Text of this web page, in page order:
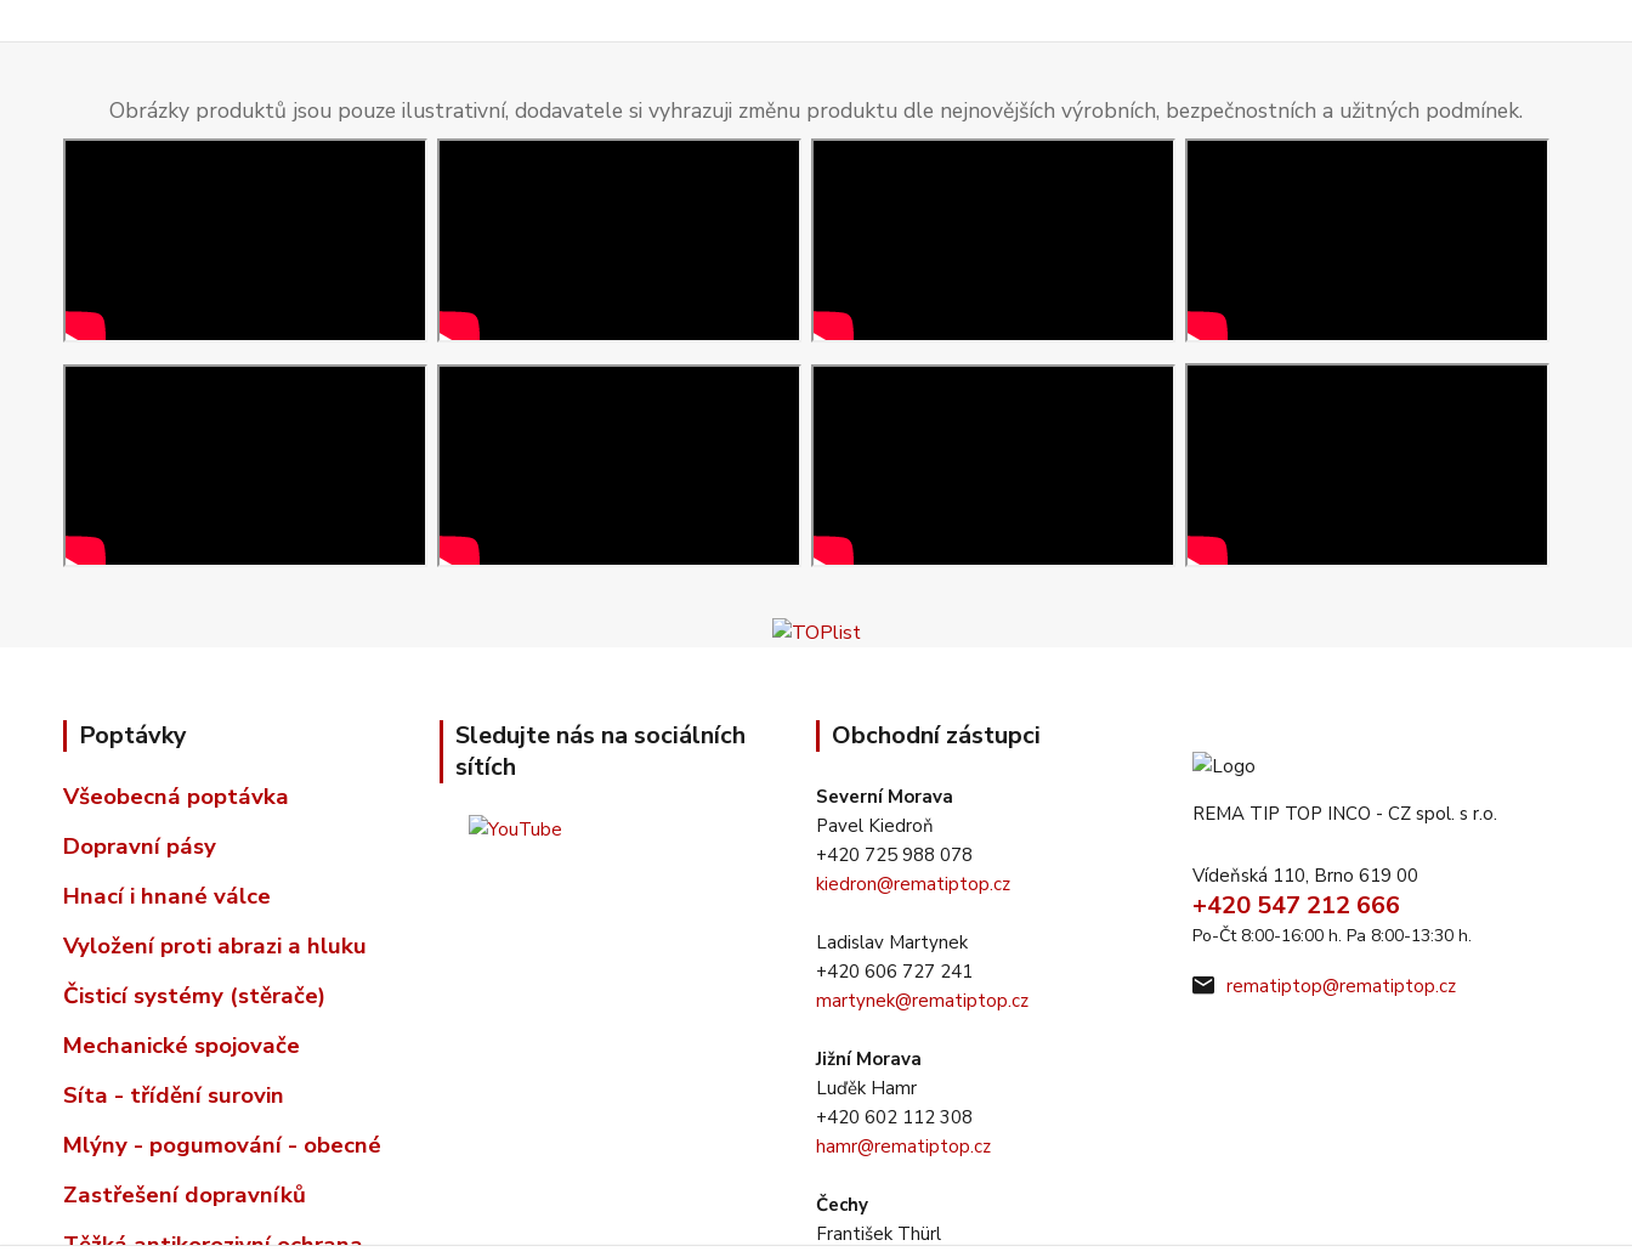
Obrázky produktů jsou pouze ilustrativní, dodavatele si vyhrazuji změnu produktu dle nejnovějších výrobních, bezpečnostních a užitných podmínek.
Poptávky
Všeobecná poptávka
Dopravní pásy
Hnací i hnané válce
Vyložení proti abrazi a hluku
Čisticí systémy (stěrače)
Mechanické spojovače
Síta - třídění surovin
Mlýny - pogumování - obecné
Zastřešení dopravníků
Těžká antikorozivní ochrana
Sledujte nás na sociálních
sítích
Obchodní zástupci
Severní Morava
Pavel Kiedroň
+420 725 988 078
kiedron@rematiptop.cz
Ladislav Martynek
+420 606 727 241
martynek@rematiptop.cz
Jižní Morava
Luďěk Hamr
+420 602 112 308
hamr@rematiptop.cz
Čechy
František Thürl
REMA TIP TOP INCO - CZ spol. s r.o.
Vídeňská 110, Brno 619 00
+420 547 212 666
Po-Čt 8:00-16:00 h. Pa 8:00-13:30 h.
rematiptop@rematiptop.cz